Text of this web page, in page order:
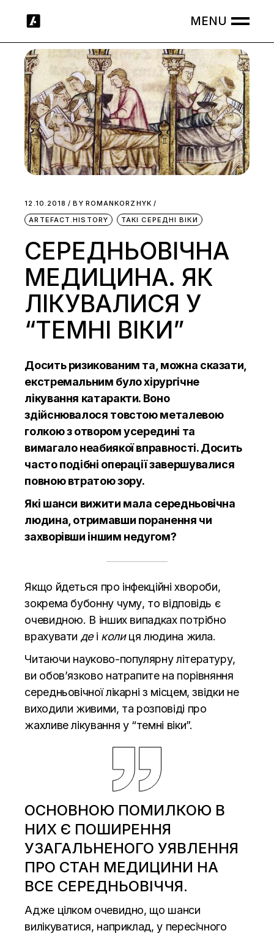
12.10.2018 BY ROMANKORZHYK
ARTEFACT.HISTORY
ТАКІ СЕРЕДНІ ВІКИ
СЕРЕДНЬОВІЧНА
МЕДИЦИНА. ЯК
ЛІКУВАЛИСЯ У
“ТЕМНІ ВІКИ”
Досить ризикованим та, можна сказати,
екстремальним було хірургічне
лікування катаракти. Воно
здійснювалося товстою металевою
голкою з отвором усередині та
вимагало неабиякої вправності. Досить
часто подібні операції завершувалися
повною втратою зору.
Які шанси вижити мала середньовічна
людина, отримавши поранення чи
захворівши іншим недугом?
Якщо йдеться про інфекційні хвороби,
зокрема бубонну чуму, то відповідь є
очевидною. В інших випадках потрібно
врахувати деі колиця людина жила.
Читаючи науково-популярну літературу,
ви обов’язково натрапите на порівняння
середньовічної лікарні з місцем, звідки не
виходили живими, та розповіді про
жахливе лікування у “темні віки”.
ОСНОВНОЮ ПОМИЛКОЮ В
НИХ Є ПОШИРЕННЯ
УЗАГАЛЬНЕНОГО УЯВЛЕННЯ
ПРО СТАН МЕДИЦИНИ НА
ВСЕ СЕРЕДНЬОВІЧЧЯ.
Адже цілком очевидно, що шанси
вилікуватися, наприклад, у пересічного